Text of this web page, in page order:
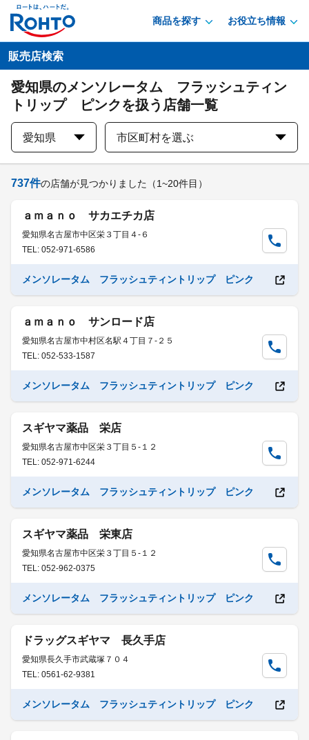
商品を探す お役立ち情報
販売店検索
愛知県のメンソレータム フラッシュティン
トリップ ピンクを扱う店舗一覧
愛知県 市区町村を選ぶ
737件の店舗が見つかりました （1~20件目）
ａｍａｎｏ サカエチカ店
愛知県名古屋市中区栄３丁目４-６
TEL: 052-971-6586
メンソレータム フラッシュティントリップ ピンク
ａｍａｎｏ サンロード店
愛知県名古屋市中村区名駅４丁目７-２５
TEL: 052-533-1587
メンソレータム フラッシュティントリップ ピンク
スギヤマ薬品 栄店
愛知県名古屋市中区栄３丁目５-１２
TEL: 052-971-6244
メンソレータム フラッシュティントリップ ピンク
スギヤマ薬品 栄東店
愛知県名古屋市中区栄３丁目５-１２
TEL: 052-962-0375
メンソレータム フラッシュティントリップ ピンク
ドラッグスギヤマ 長久手店
愛知県長久手市武蔵塚７０４
TEL: 0561-62-9381
メンソレータム フラッシュティントリップ ピンク